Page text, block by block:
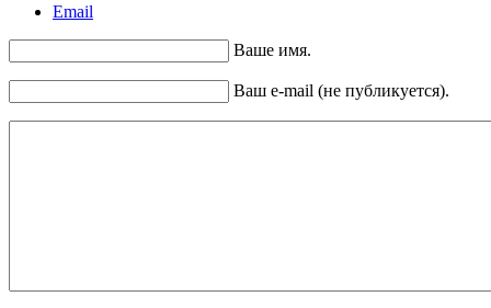
Email
Ваше имя.
Ваш e-mail (не публикуется).